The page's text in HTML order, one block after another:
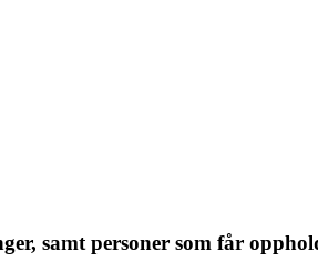
samt personer som får